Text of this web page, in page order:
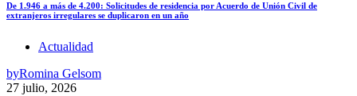
De 1.946 a más de 4.200: Solicitudes de residencia por Acuerdo de Unión Civil de
extranjeros irregulares se duplicaron en un año
Actualidad
byRomina Gelsom
27 julio, 2026